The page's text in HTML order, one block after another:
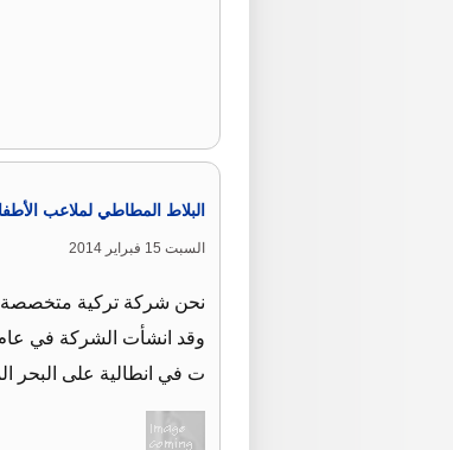
البلاط المطاطي لملاعب
السبت 15 فبراير 2014
نحن شركة تركية متخصصة
ت في انطالية على البحر